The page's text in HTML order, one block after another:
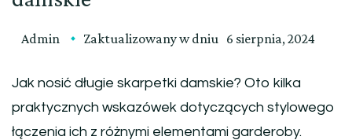
Admin Zaktualizowany w dniu 6 sierpnia, 2024
Jak nosić długie skarpetki damskie? Oto kilka
praktycznych wskazówek dotyczących stylowego
łączenia ich z różnymi elementami garderoby.